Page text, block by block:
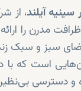
آیلند، از
مدرن را
سبز و سبک
است که با
و دسترسی